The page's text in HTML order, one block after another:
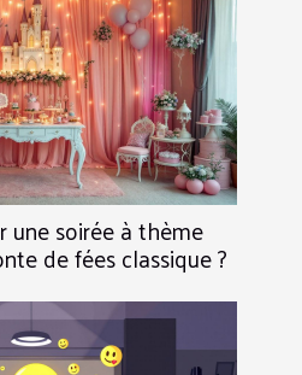
une soirée à thème
de fées classique ?